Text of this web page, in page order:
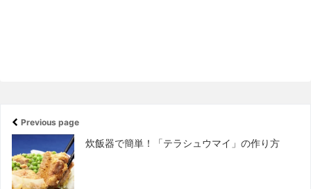
Previous page
炊飯器で簡単！「テラシュウマイ」の作り方